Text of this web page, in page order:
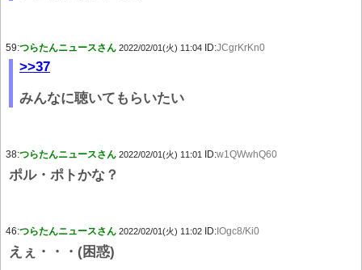
59:つらたんニュースさん 2022/02/01(火) 11:04 ID:JCgrKrKn0
>>37
みんなに聴いてもらいたい
38:つらたんニュースさん 2022/02/01(火) 11:01 ID:w1QWwhQ60
ポル・ポトかな？
46:つらたんニュースさん 2022/02/01(火) 11:02 ID: IOgc8/Ki0
えぇ・・・(困惑)